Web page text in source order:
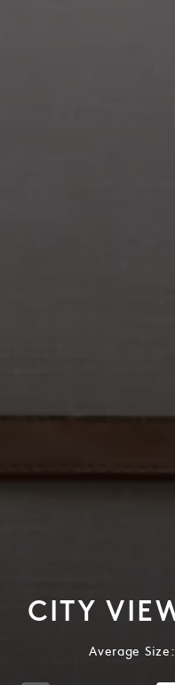
CITY
Average